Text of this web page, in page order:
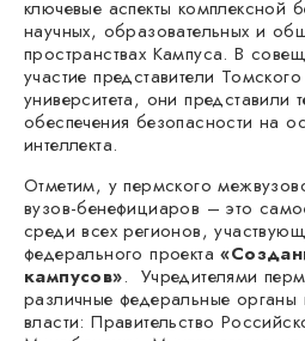
ключевые аспекты комплексной
научных, образовательных и
пространствах Кампуса. В
участие представители
университета, они представили
обеспечения безопасности на
интеллекта.
Отметим, у пермского
вузов-бенефициаров – это
среди всех регионов,
федерального проекта
кампусов». Учредителями
различные федеральные органы
власти: Правительство